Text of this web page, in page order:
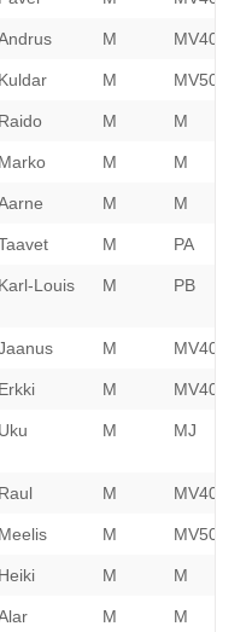
M MV40
Kuldar M MV50
Raido M M
Marko M M
M M
M PA
Karl-Louis M PB
M MV40
Erkki M MV40
Uku M MJ
Raul M MV40
Meelis M MV50
Heiki M M
M M